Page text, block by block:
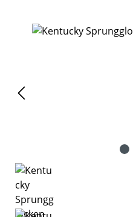
Bildergalerie überspringen